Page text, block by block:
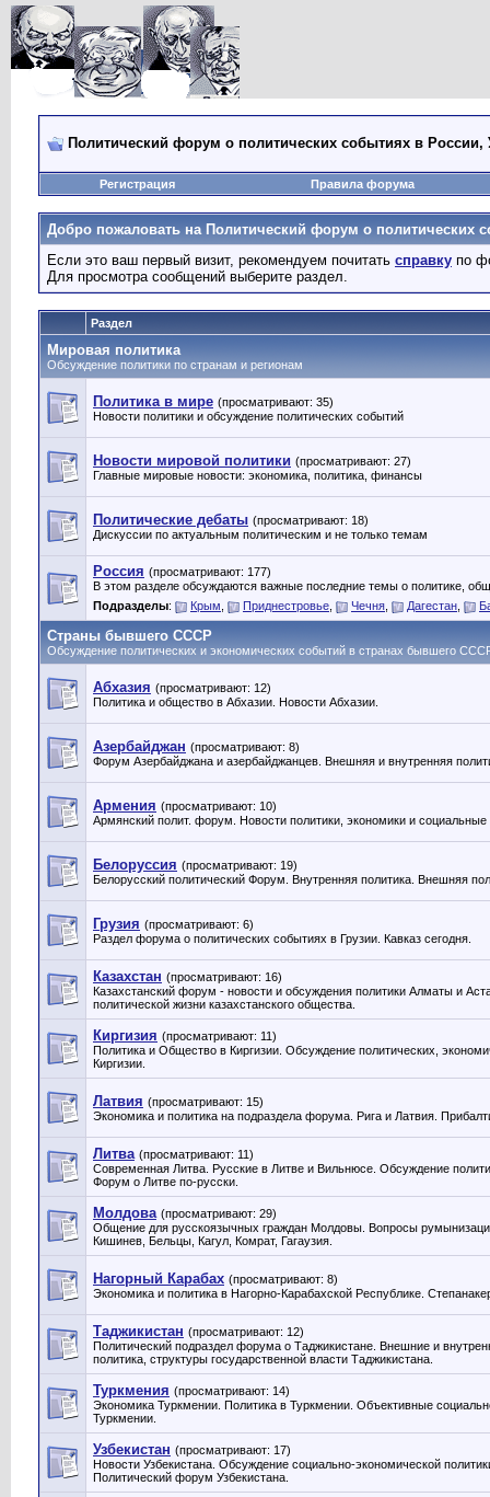
Политический форум о политических событиях в
Регистрация Правила форума
Добро пожаловать на Политический форум о политических
Если это ваш первый визит, рекомендуем почитать справку по
Для просмотра сообщений выберите раздел.
Раздел
Мировая политика
Обсуждение политики по странам и регионам
Политика в мире (просматривают: 35)
Новости политики и обсуждение политических событий
Новости мировой политики (просматривают: 27)
Главные мировые новости: экономика, политика, финансы
Политические дебаты (просматривают: 18)
Дискуссии по актуальным политическим и не только темам
Россия (просматривают: 177)
В этом разделе обсуждаются важные последние темы о политике,
Подразделы: Крым Приднестровье Чечня Дагестан
Страны бывшего СССР
Обсуждение политических и экономических событий в странах бывшего
Абхазия (просматривают: 12)
Политика и общество в Абхазии. Новости Абхазии.
Азербайджан (просматривают: 8)
Форум Азербайджана и азербайджанцев. Внешняя и внутренняя
Армения (просматривают: 10)
Армянский полит. форум. Новости политики, экономики и
Белоруссия (просматривают: 19)
Белорусский политический Форум. Внутренняя политика. Внешняя
Грузия (просматривают: 6)
Раздел форума о политических событиях в Грузии. Кавказ сегодня.
Казахстан (просматривают: 16)
Казахстанский форум - новости и обсуждения политики Алматы и
политической жизни казахстанского общества.
Киргизия (просматривают: 11)
Политика и Общество в Киргизии. Обсуждение политических,
Киргизии.
Латвия (просматривают: 15)
Экономика и политика на подраздела форума. Рига и Латвия.
Литва (просматривают: 11)
Современная Литва. Русские в Литве и Вильнюсе. Обсуждение
Форум о Литве по-русски.
Молдова (просматривают: 29)
Общение для русскоязычных граждан Молдовы. Вопросы
Кишинев, Бельцы, Кагул, Комрат, Гагаузия.
Нагорный Карабах (просматривают: 8)
Экономика и политика в Нагорно-Карабахской Республике.
Таджикистан (просматривают: 12)
Политический подраздел форума о Таджикистане. Внешние и
политика, структуры государственной власти Таджикистана.
Туркмения (просматривают: 14)
Экономика Туркмении. Политика в Туркмении. Объективные
Туркмении.
Узбекистан (просматривают: 17)
Новости Узбекистана. Обсуждение социально-экономической
Политический форум Узбекистана.